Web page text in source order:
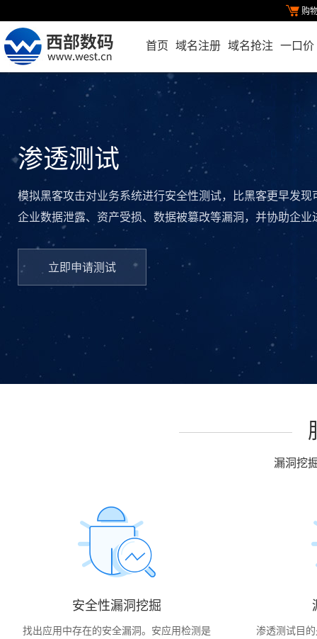
购
首页 域名注册 域名抢注 一口价
渗透测试
模拟黑客攻击对业务系统进行安全性测试，比黑客更早发现
企业数据泄露、资产受损、数据被篡改等漏洞，并协助企业
立即申请测试
漏洞挖
安全性漏洞挖掘
找出应用中存在的安全漏洞。安应用检测是
渗透测试目